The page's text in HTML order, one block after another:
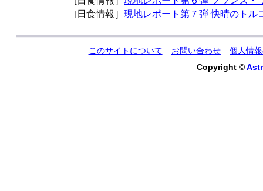
[日食情報］ 現地レポート第７弾 快晴のトル
このサイトについて お問い合わせ
個人情
Copyright ©